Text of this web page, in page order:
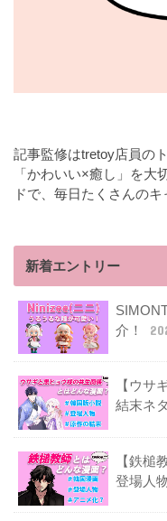
記事監修はtretoy店員の
「かわいい×癒し」を大
ドで、毎日たくさんの
新着エントリー
介！
【ウサ
結末ネ
【鉄槌
登場人